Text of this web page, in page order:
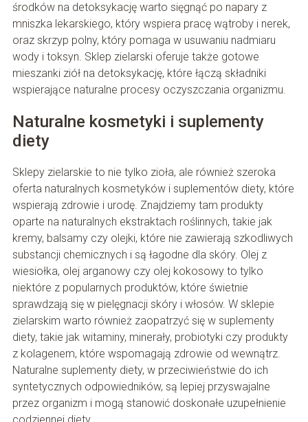
środków na detoksykację warto sięgnąć po napary z
mniszka lekarskiego, który wspiera pracę wątroby i nerek,
oraz skrzyp polny, który pomaga w usuwaniu nadmiaru
wody i toksyn. Sklep zielarski oferuje także gotowe
mieszanki ziół na detoksykację, które łączą składniki
wspierające naturalne procesy oczyszczania organizmu.
Naturalne kosmetyki i suplementy
diety
Sklepy zielarskie to nie tylko zioła, ale również szeroka
oferta naturalnych kosmetyków i suplementów diety, które
wspierają zdrowie i urodę. Znajdziemy tam produkty
oparte na naturalnych ekstraktach roślinnych, takie jak
kremy, balsamy czy olejki, które nie zawierają szkodliwych
substancji chemicznych i są łagodne dla skóry. Olej z
wiesiołka, olej arganowy czy olej kokosowy to tylko
niektóre z popularnych produktów, które świetnie
sprawdzają się w pielęgnacji skóry i włosów. W sklepie
zielarskim warto również zaopatrzyć się w suplementy
diety, takie jak witaminy, minerały, probiotyki czy produkty
z kolagenem, które wspomagają zdrowie od wewnątrz.
Naturalne suplementy diety, w przeciwieństwie do ich
syntetycznych odpowiedników, są lepiej przyswajalne
przez organizm i mogą stanowić doskonałe uzupełnienie